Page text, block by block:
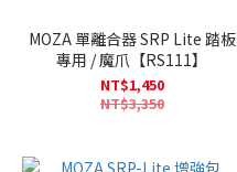
MOZA 單離合器 SRP Lite 踏板
專用 / 魔爪【RS111】
NT$1,450
NT$3,350